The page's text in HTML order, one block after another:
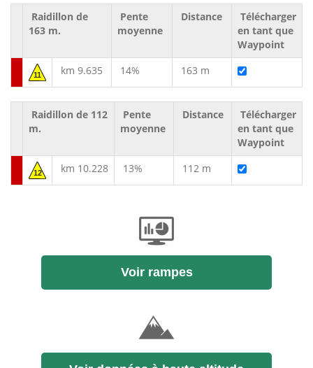
Raidillon de
163 m.
Pente
moyenne
Distance
Télécharger
en tant que
Waypoint
11 km 9.635 14% 163 m
Raidillon de 112
m.
Pente
moyenne
Distance
Télécharger
en tant que
Waypoint
12 km 10.228 13% 112 m
Voir rampes